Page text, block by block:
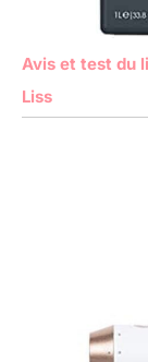
Avis et test du
Liss